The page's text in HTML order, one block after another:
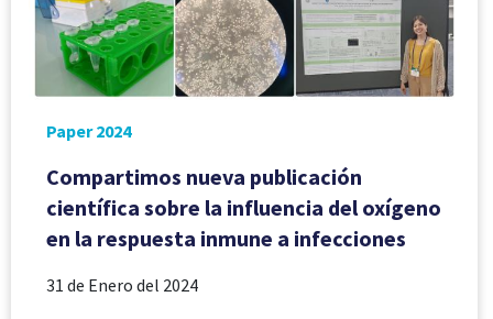
Paper 2024
Compartimos nueva publicación
científica sobre la influencia del oxígeno
en la respuesta inmune a infecciones
31 de Enero del 2024